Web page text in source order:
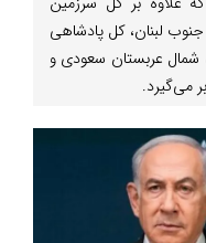
لبنان، کل پادشاهی
شمال عربستان سعودی و
می‌گیرد.